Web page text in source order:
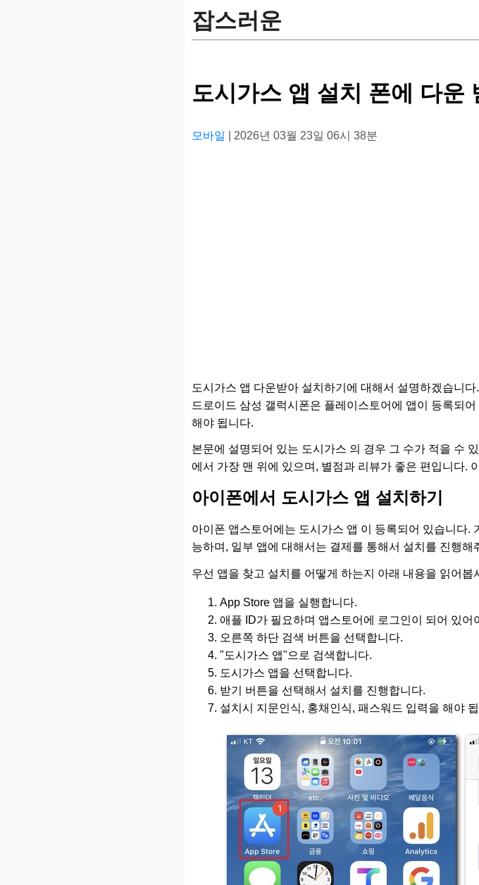
잡스러운
도시가스 앱 설치 폰에 다운
모바일 | 2026년 03월 23일 06시 38분
도시가스 앱 다운받아 설치하기에 대해서 설명하겠습니
드로이드 삼성 갤럭시폰은 플레이스토어에 앱이 등록되
해야 됩니다.
본문에 설명되어 있는 도시가스 의 경우 그 수가 적을 수
에서 가장 맨 위에 있으며, 별점과 리뷰가 좋은 편입니다.
아이폰에서 도시가스 앱 설치하기
아이폰 앱스토어에는 도시가스 앱 이 등록되어 있습니다
능하며, 일부 앱에 대해서는 결제를 통해서 설치를 진행해
우선 앱을 찾고 설치를 어떻게 하는지 아래 내용을 읽어봅
App Store 앱을 실행합니다.
애플 ID가 필요하며 앱스토어에 로그인이 되어 있어
오른쪽 하단 검색 버튼을 선택합니다.
"도시가스 앱"으로 검색합니다.
도시가스 앱을 선택합니다.
받기 버튼을 선택해서 설치를 진행합니다.
설치시 지문인식, 홍채인식, 패스워드 입력을 해야